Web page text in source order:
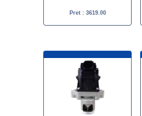
Pret : 3619.00